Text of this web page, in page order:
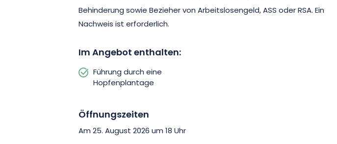
zu entdecken. Reservieren Sie Ihren Platz und lassen Sie sich in die
faszinierende Welt des Hopfens in Lucey entführen.
Behinderung sowie Bezieher von Arbeitslosengeld, ASS oder RSA. Ein
Nachweis ist erforderlich.
Im Angebot enthalten:
Führung durch eine
Hopfenplantage
Öffnungszeiten
Am 25. August 2026 um 18 Uhr